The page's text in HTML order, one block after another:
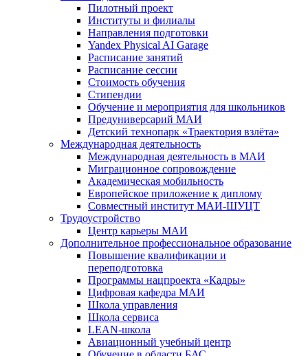
Пилотный проект
Институты и филиалы
Направления подготовки
Yandex Physical AI Garage
Расписание занятий
Расписание сессии
Стоимость обучения
Стипендии
Обучение и мероприятия для школьников
Предуниверсарий МАИ
Детский технопарк «Траектория взлёта»
Международная деятельность
Международная деятельность в МАИ
Миграционное сопровождение
Академическая мобильность
Европейское приложение к диплому
Совместный институт МАИ-ШУЦТ
Трудоустройство
Центр карьеры МАИ
Дополнительное профессиональное образование
Повышение квалификации и
переподготовка
Программы нацпроекта «Кадры»
Цифровая кафедра МАИ
Школа управления
Школа сервиса
LEAN-школа
Авиационный учебный центр